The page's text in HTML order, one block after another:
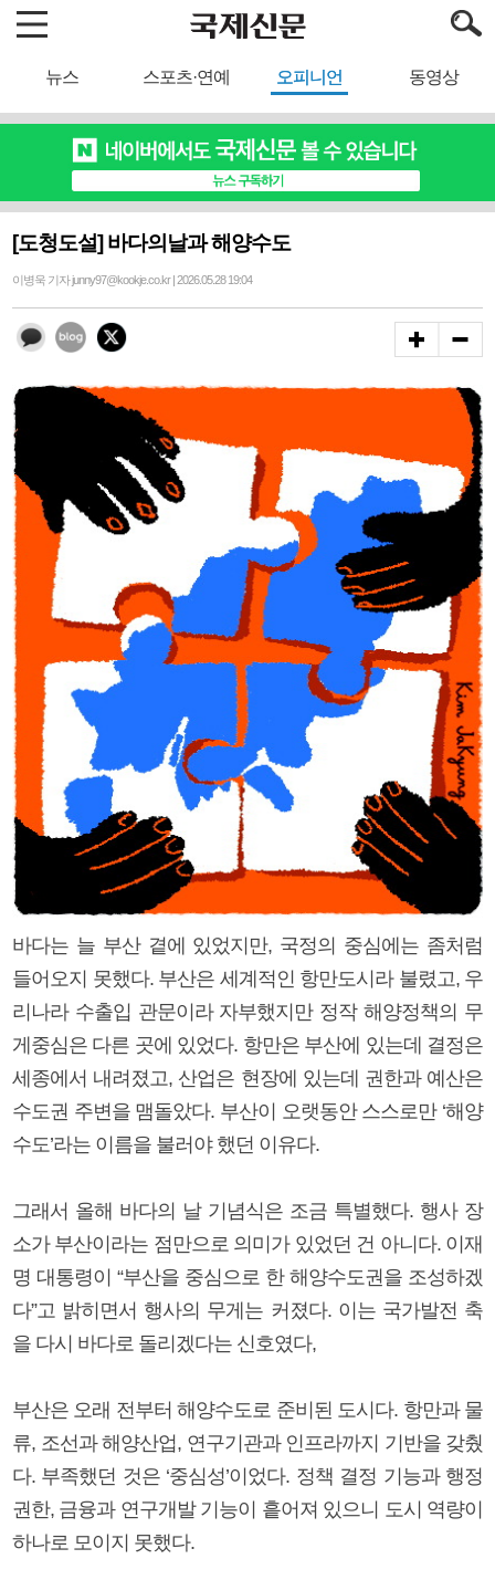
뉴스 스포츠·연예 오피니언 동영상
[도청도설] 바다의날과 해양수도
이병욱 기자 junny97@kookje.co.kr | 2026.05.28 19:04
바다는 늘 부산 곁에 있었지만, 국정의 중심에는 좀처럼
들어오지 못했다. 부산은 세계적인 항만도시라 불렸고, 우
리나라 수출입 관문이라 자부했지만 정작 해양정책의 무
게중심은 다른 곳에 있었다. 항만은 부산에 있는데 결정은
세종에서 내려졌고, 산업은 현장에 있는데 권한과 예산은
수도권 주변을 맴돌았다. 부산이 오랫동안 스스로만 ‘해양
수도’라는 이름을 불러야 했던 이유다.
그래서 올해 바다의 날 기념식은 조금 특별했다. 행사 장
소가 부산이라는 점만으로 의미가 있었던 건 아니다. 이재
명 대통령이 “부산을 중심으로 한 해양수도권을 조성하겠
다”고 밝히면서 행사의 무게는 커졌다. 이는 국가발전 축
을 다시 바다로 돌리겠다는 신호였다,
부산은 오래 전부터 해양수도로 준비된 도시다. 항만과 물
류, 조선과 해양산업, 연구기관과 인프라까지 기반을 갖췄
다. 부족했던 것은 ‘중심성’이었다. 정책 결정 기능과 행정
권한, 금융과 연구개발 기능이 흩어져 있으니 도시 역량이
하나로 모이지 못했다.